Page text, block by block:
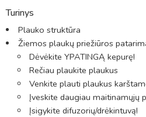
Turinys
Plauko struktūra
Žiemos plaukų priežiūros
Dėvėkite YPATINGĄ kepurę!
Rečiau plaukite plaukus
Venkite plauti plaukus
Įveskite daugiau maitinamųjų
Įsigykite difuzorių/drėkintuvą!